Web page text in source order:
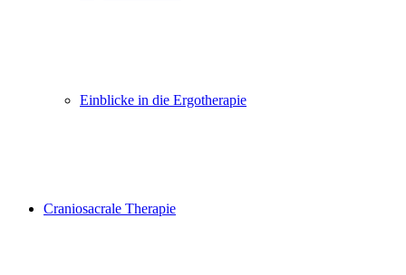
Einblicke in die Ergotherapie
Craniosacrale Therapie